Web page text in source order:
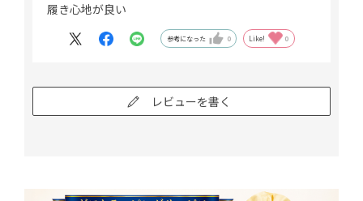
履き心地が良い
参考になった 0 Like! 0
レビューを書く